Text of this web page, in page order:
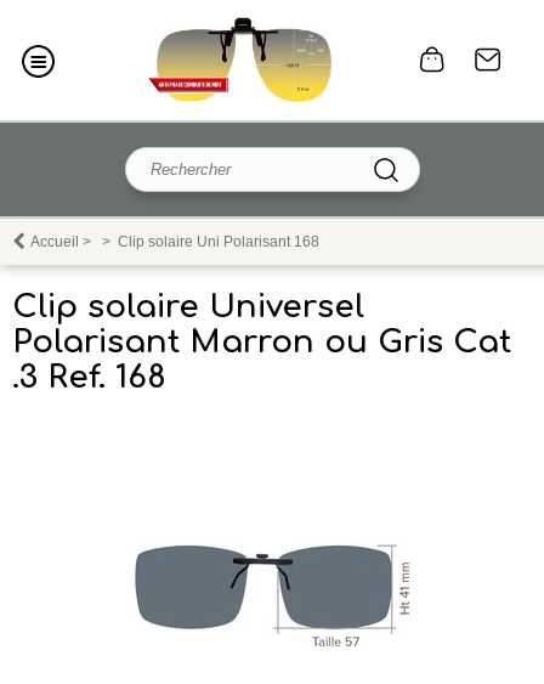
Accueil > > Clip solaire Uni Polarisant 168
Clip solaire Universel
Polarisant Marron ou Gris Cat
.3 Ref. 168